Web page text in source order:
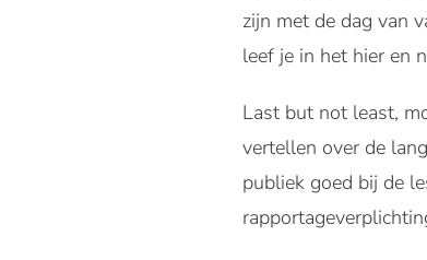
zijn met de dag van
leef je in het hier en
Last but not least,
vertellen over de
publiek goed bij de